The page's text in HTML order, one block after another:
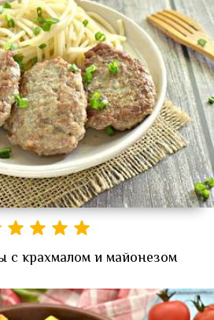
с крахмалом и майонезом